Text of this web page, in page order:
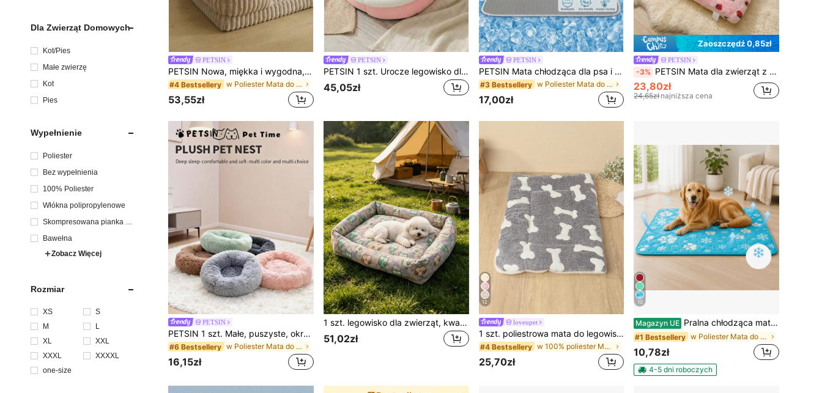
Dla Zwierząt Domowych
Kot/Pies
Małe zwierzę
Kot
Pies
Wypełnienie
Poliester
Bez wypełnienia
100% Poliester
Włókna polipropylenowe
Skompresowana pianka pr
Bawełna
Zobacz Więcej
Rozmiar
XS
S
M
L
XL
XXL
XXXL
XXXXL
one-size
PETSIN
PETSIN Nowa, miękka i wygodna, piankowa mata do legowiska dla zwierząt, odpowiednia do użytku wewnątrz pomieszczeń zimą, antypoślizgowa, zdejmowana i nadająca się do prania w pralce. Legowisko dla psa/kota
#4 Bestsellery w Poliester Mata do legowiska i klatki dla zwierzą
53,55zł
PETSIN
PETSIN 1 szt. Urocze legowisko dla kota do domu, zmywalny domek dla zwierząt, ciepłe legowisko w kształcie jaskini, odpowiednie dla królików, szczeniąt i kotów
45,05zł
PETSIN
PETSIN Mata chłodząca dla psa i kota w dużym rozmiarze | Dostępne w 5 rozmiarach | Oddychająca siateczka | Letnia mata chłodząca dla zwierząt | Mata chłodząca dla zwierząt z lodowego jedwabiu | Nadaje się do łóżka i sofy
#3 Bestsellery w Poliester Mata do legowiska i klatki dla zwierzą
17,00zł
Zaoszczędź 0,85zł
PETSIN
-3% PETSIN Mata dla zwierząt z nadrukiem różowej truskawki, miękka i ciepła pluszowa mata dla kotów, przytulna i wygodna mata do spania dla zwierząt
23,80zł
24,65złnajniższa cena
PETSIN
PETSIN 1 szt. Małe, puszyste, okrągłe legowisko dla zwierząt, ciepłe i oddychające, odpowiednie dla małych kociąt i szczeniąt, całoroczne, jednokolorowe legowisko dla małego psa, legowisko dla małego kota zapewniające ciepło zimą, odpowiednie dla małych zwierząt, takich jak szczenięta, kocięta, gryzonie, można prać w pralce, nieodpowiednie dla średnich/dużych zwierząt
#6 Bestsellery w Poliester Mata do legowiska i klatki dla zwierzą
16,15zł
1 szt. legowisko dla zwierząt, kwadratowy design, kolorowy motyw sowy, do codziennego użytku w domu, sypialni, ogrodzie, na kempingu i spacerach, mata dla psa, legowisko dla szczeniaka, legowisko dla psa, akcesoria dla kota, legowisko dla kota, mata dla zwierząt, mata dla kota
51,02zł
12
loveupet
1 szt. poliestrowa mata do legowiska dla zwierząt, szara podstawa z białym wzorem kostek, oddychająca i zmywalna, odpowiednia dla małych i średnich kotów oraz psów przez cały rok (odpowiednia dla aktywnych psów, takich jak Teddy Bear i Bichon, nieodpowiednia dla dużych psów)
#4 Bestsellery w 100% poliester Mata do legowiska i klatki dla zw
25,70zł
10
Magazyn UE Pralna chłodząca mata dla psa z jedwabiu lodowego, samochłodzący koc dla zwierząt, do użytku w domu, na zewnątrz i w samochodzie, letni niezbędnik, przyjazna w podróży
#1 Bestsellery w Poliester Mata do legowiska i klatki dla zwierzą
10,78zł
4-5 dni roboczych